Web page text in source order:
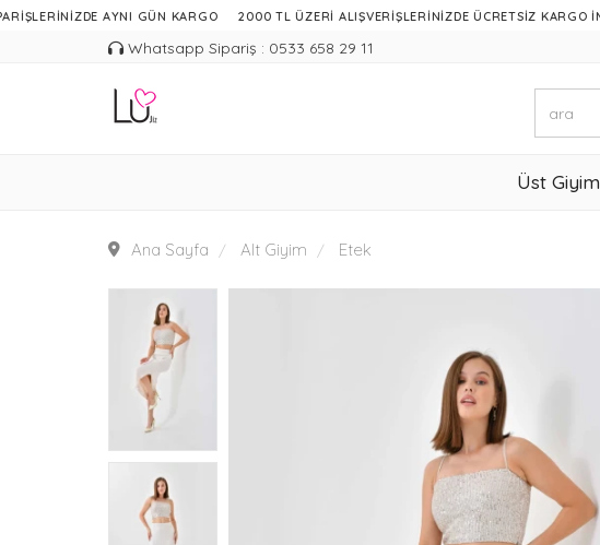
AYNI GÜN KARGO 2000 TL ÜZERİ ALIŞVERİŞLERİNİZDE ÜCRETSİZ KARGO İMKANI
Whatsapp Sipariş : 0533 658 29 11
Üst Giyim
Ana Sayfa Alt Giyim Etek